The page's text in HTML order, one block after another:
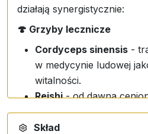
działają synergistycznie:
🍄 Grzyby lecznicze
Cordyceps sinensis -
w medycynie ludowej
witalności.
Reishi- od dawna
wiecznej młodości".
Shiitake
Skład